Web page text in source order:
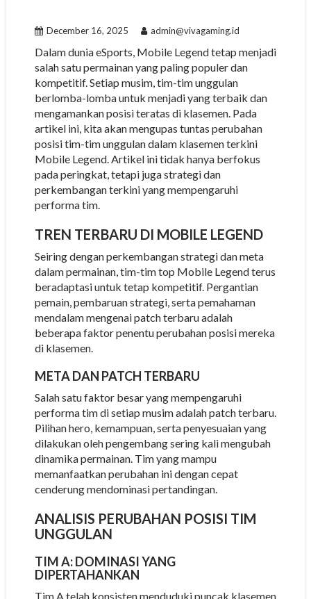
December 16, 2025 admin@vivagaming.id
Dalam dunia eSports, Mobile Legend tetap menjadi
salah satu permainan yang paling populer dan
kompetitif. Setiap musim, tim-tim unggulan
berlomba-lomba untuk menjadi yang terbaik dan
mengamankan posisi teratas di klasemen. Pada
artikel ini, kita akan mengupas tuntas perubahan
posisi tim-tim unggulan dalam klasemen terkini
Mobile Legend. Artikel ini tidak hanya berfokus
pada peringkat, tetapi juga strategi dan
perkembangan terkini yang mempengaruhi
performa tim.
TREN TERBARU DI MOBILE LEGEND
Seiring dengan perkembangan strategi dan meta
dalam permainan, tim-tim top Mobile Legend terus
beradaptasi untuk tetap kompetitif. Pergantian
pemain, pembaruan strategi, serta pemahaman
mendalam mengenai patch terbaru adalah
beberapa faktor penentu perubahan posisi mereka
di klasemen.
META DAN PATCH TERBARU
Salah satu faktor besar yang mempengaruhi
performa tim di setiap musim adalah patch terbaru.
Pilihan hero, kemampuan, serta penyesuaian yang
dilakukan oleh pengembang sering kali mengubah
dinamika permainan. Tim yang mampu
memanfaatkan perubahan ini dengan cepat
cenderung mendominasi pertandingan.
ANALISIS PERUBAHAN POSISI TIM
UNGGULAN
TIM A: DOMINASI YANG
DIPERTAHANKAN
Tim A telah konsisten menduduki puncak klasemen